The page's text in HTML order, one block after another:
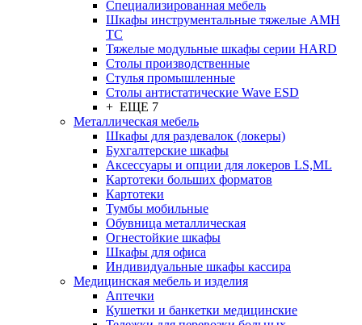
Cпециализированная мебель
Шкафы инструментальные тяжелые AMH
TC
Тяжелые модульные шкафы серии HARD
Столы производственные
Стулья промышленные
Столы антистатические Wave ESD
+ ЕЩЕ 7
Металлическая мебель
Шкафы для раздевалок (локеры)
Бухгалтерские шкафы
Аксессуары и опции для локеров LS,ML
Картотеки больших форматов
Картотеки
Тумбы мобильные
Обувница металлическая
Огнестойкие шкафы
Шкафы для офиса
Индивидуальные шкафы кассира
Медицинская мебель и изделия
Аптечки
Кушетки и банкетки медицинские